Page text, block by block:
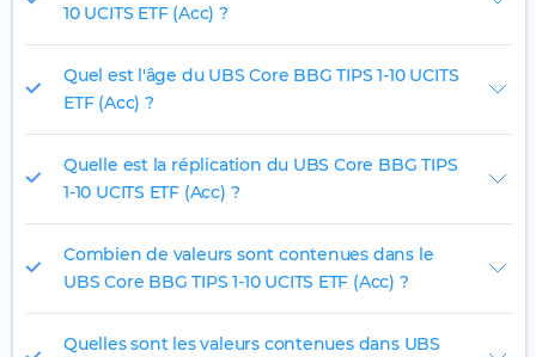
10 UCITS ETF (Acc) ?
Quel est l'âge du UBS Core BBG TIPS 1-10 UCITS
ETF (Acc) ?
Quelle est la réplication du UBS Core BBG TIPS
1-10 UCITS ETF (Acc) ?
Combien de valeurs sont contenues dans le
UBS Core BBG TIPS 1-10 UCITS ETF (Acc) ?
Quelles sont les valeurs contenues dans UBS